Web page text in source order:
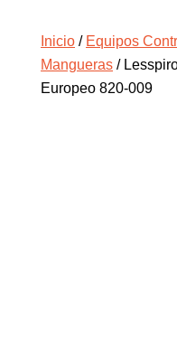
Inicio / Equipos
Mangueras /
Europeo 820-009